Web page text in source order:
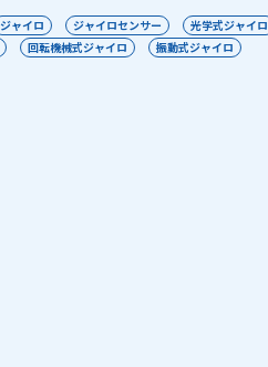
ジャイロ ジャイロセンサー
光学式ジャイロ
回転機械式ジャイロ 振動式ジャイロ